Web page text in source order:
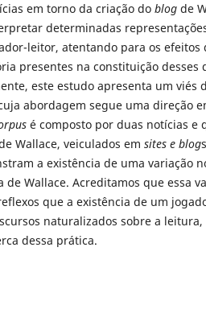
em torno da criação do blog de
determinadas
leitor, atentando para os efeitos
presentes na constituição desses
este estudo apresenta um viés
abordagem segue uma direção
é composto por duas notícias e
Wallace, veiculados em sites e blog
a existência de uma variação
de Wallace. Acreditamos que essa
que a existência de um
naturalizados sobre a
dessa prática.